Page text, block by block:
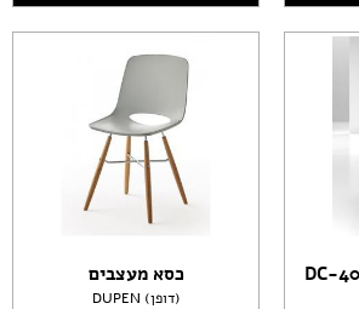
כסא מעצבים
DUPEN (דופן)